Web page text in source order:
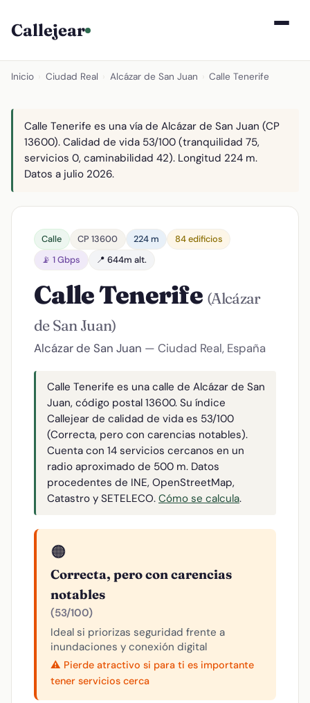
Callejear
Inicio Ciudad Real Alcázar de San Juan Calle Tenerife
Calle Tenerife es una vía de Alcázar de San Juan (CP
13600). Calidad de vida 53/100 (tranquilidad 75,
servicios 0, caminabilidad 42). Longitud 224 m.
Datos a julio 2026.
Calle CP 13600 224 m
84 edificios
📡 1 Gbps
📍 644m alt.
Calle Tenerife (Alcázar
de San Juan)
Alcázar de San Juan — Ciudad Real, España
Calle Tenerife es una calle de Alcázar de San
Juan, código postal 13600. Su índice
Callejear de calidad de vida es 53/100
(Correcta, pero con carencias notables).
Cuenta con 14 servicios cercanos en un
radio aproximado de 500 m. Datos
procedentes de INE, OpenStreetMap,
Catastro y SETELECO. Cómo se calcula.
🟠
Correcta, pero con carencias
notables
(53/100)
Ideal si priorizas seguridad frente a
inundaciones y conexión digital
⚠️ Pierde atractivo si para ti es importante
tener servicios cerca